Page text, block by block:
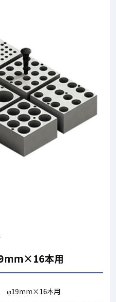
本用
φ19mm×16本用